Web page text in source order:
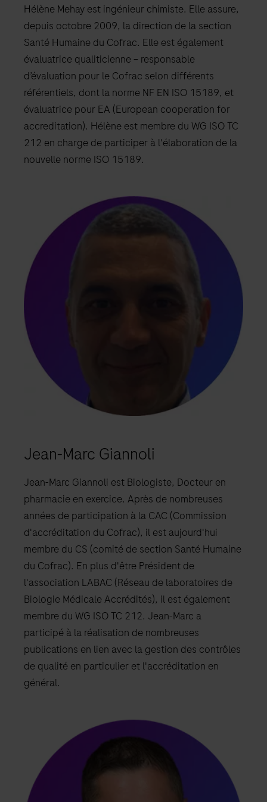
Hélène Mehay est ingénieur chimiste. Elle assure,
depuis octobre 2009, la direction de la section
Santé Humaine du Cofrac. Elle est également
évaluatrice qualiticienne – responsable
d’évaluation pour le Cofrac selon différents
référentiels, dont la norme NF EN ISO 15189, et
évaluatrice pour EA (European cooperation for
accreditation). Hélène est membre du WG ISO TC
212 en charge de participer à l'élaboration de la
nouvelle norme ISO 15189.
Jean-Marc Giannoli
Jean-Marc Giannoli est Biologiste, Docteur en
pharmacie en exercice. Après de nombreuses
années de participation à la CAC (Commission
d'accréditation du Cofrac), il est aujourd'hui
membre du CS (comité de section Santé Humaine
du Cofrac). En plus d'être Président de
l'association LABAC (Réseau de laboratoires de
Biologie Médicale Accrédités), il est également
membre du WG ISO TC 212. Jean-Marc a
participé à la réalisation de nombreuses
publications en lien avec la gestion des contrôles
de qualité en particulier et l'accréditation en
général.